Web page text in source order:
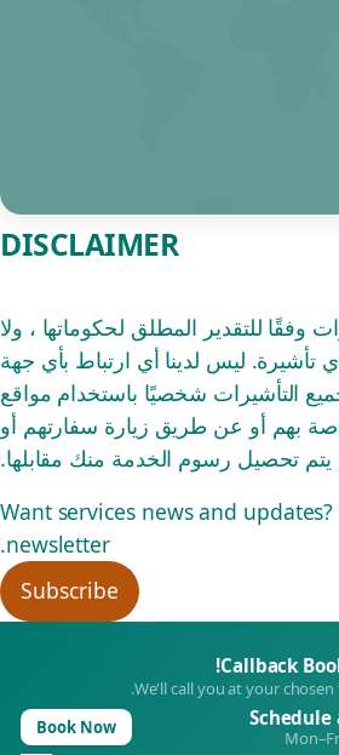
DISCLAIMER
وفقًا للتقدير المطلق لحكوماتها ، ولا
تأشيرة. ليس لدينا أي ارتباط بأي جهة
التأشيرات شخصيًا باستخدام مواقع
بهم أو عن طريق زيارة سفارتهم أو
يتم تحصيل رسوم الخدمة منك مقابلها.
Want services news and
newsletter.
Subscribe
Callback
We'll call you at your chosen
Schedule
Book Now